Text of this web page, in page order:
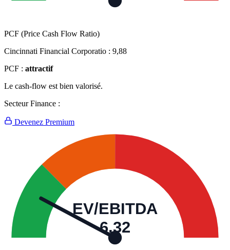
PCF (Price Cash Flow Ratio)
Cincinnati Financial Corporatio : 9,88
PCF : attractif
Le cash-flow est bien valorisé.
Secteur Finance :
Devenez Premium
EV/EBITDA
6,32